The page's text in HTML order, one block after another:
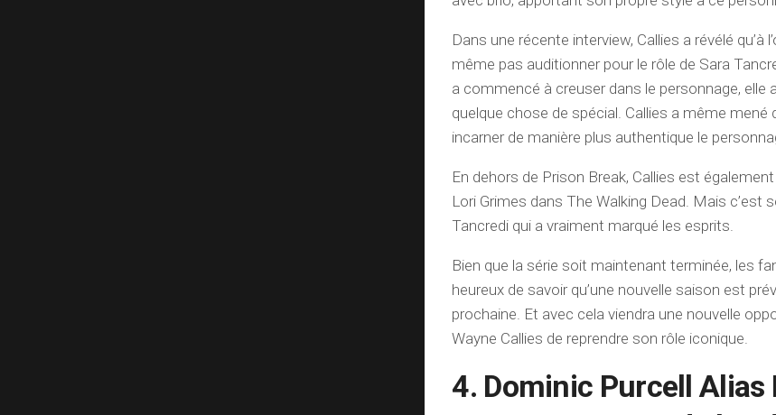
Dans une récente interview, Callies a révélé qu’à
même pas auditionner pour le rôle de Sara
a commencé à creuser dans le personnage, elle
quelque chose de spécial. Callies a même mené
incarner de manière plus authentique le
En dehors de Prison Break, Callies est
Lori Grimes dans The Walking Dead. Mais c’est
Tancredi qui a vraiment marqué les esprits.
Bien que la série soit maintenant terminée, les
heureux de savoir qu’une nouvelle saison est
prochaine. Et avec cela viendra une nouvelle
Wayne Callies de reprendre son rôle iconique.
4. Dominic Purcell Alias